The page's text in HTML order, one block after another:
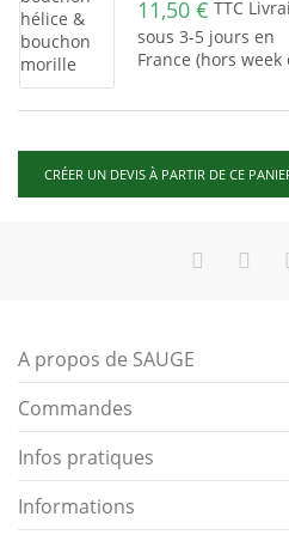
11,50 € TTC
sous 3-5 jours en
France (hors week
CRÉER UN DEVIS À PARTIR DE CE
A propos de SAUGE
Commandes
Infos pratiques
Informations